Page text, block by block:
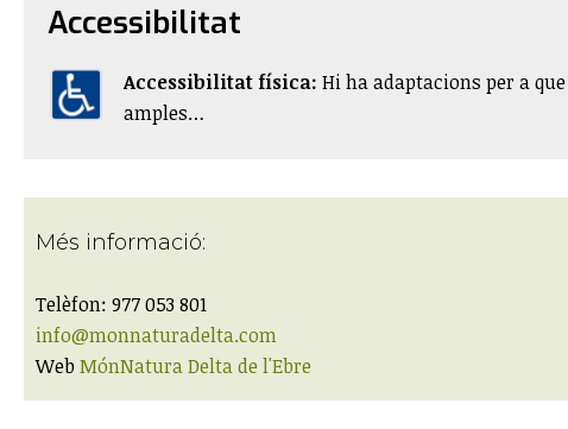
Accessibilitat
Accessibilitat física: ​Hi ha adaptacions per a
amples…
Més informació:
Telèfon: 977 053 801
info@monnaturadelta.com
Web MónNatura Delta de l'Ebre